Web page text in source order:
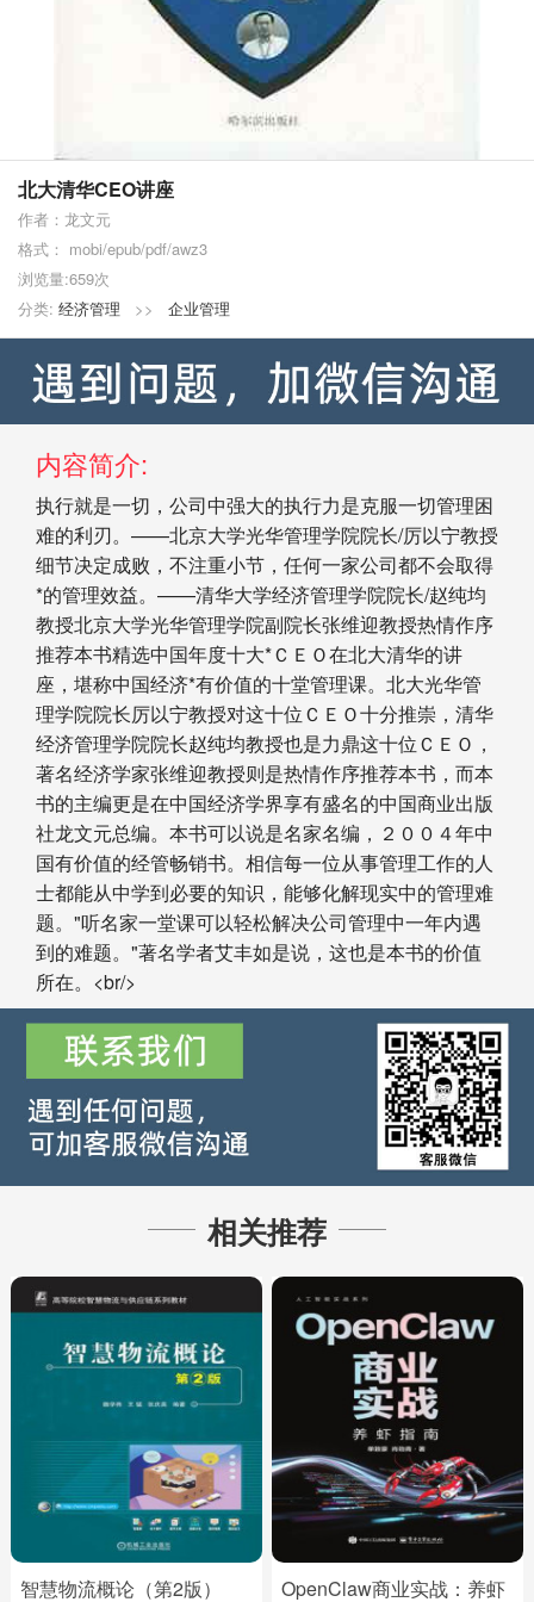
北大清华CEO讲座
作者：龙文元
格式： mobi/epub/pdf/awz3
浏览量:659次
分类: 经济管理 >> 企业管理
内容简介:
执行就是一切，公司中强大的执行力是克服一切管理困
难的利刃。——北京大学光华管理学院院长/厉以宁教授
细节决定成败，不注重小节，任何一家公司都不会取得
*的管理效益。——清华大学经济管理学院院长/赵纯均
教授北京大学光华管理学院副院长张维迎教授热情作序
推荐本书精选中国年度十大*ＣＥＯ在北大清华的讲
座，堪称中国经济*有价值的十堂管理课。北大光华管
理学院院长厉以宁教授对这十位ＣＥＯ十分推崇，清华
经济管理学院院长赵纯均教授也是力鼎这十位ＣＥＯ，
著名经济学家张维迎教授则是热情作序推荐本书，而本
书的主编更是在中国经济学界享有盛名的中国商业出版
社龙文元总编。本书可以说是名家名编，２００４年中
国有价值的经管畅销书。相信每一位从事管理工作的人
士都能从中学到必要的知识，能够化解现实中的管理难
题。"听名家一堂课可以轻松解决公司管理中一年内遇
到的难题。"著名学者艾丰如是说，这也是本书的价值
所在。<br/>
相关推荐
智慧物流概论（第2版） OpenClaw商业实战：养虾